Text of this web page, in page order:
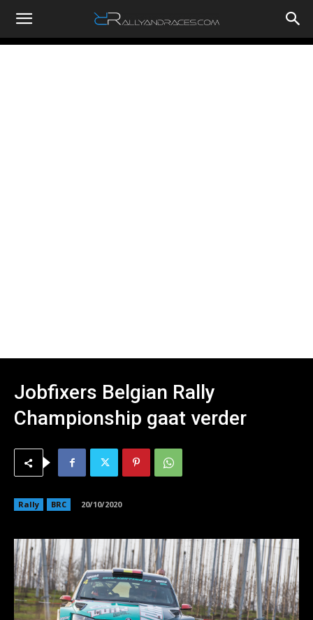
RallyandRaces.com
Jobfixers Belgian Rally
Championship gaat verder
Rally BRC 20/10/2020